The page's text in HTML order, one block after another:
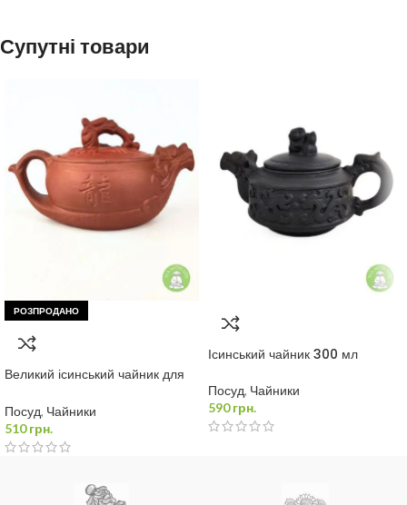
Супутні товари
РОЗПРОДАНО
Великий ісинський чайник для
Посуд, Чайники
510грн.
Ісинський чайник 300 мл
Посуд, Чайники
590грн.